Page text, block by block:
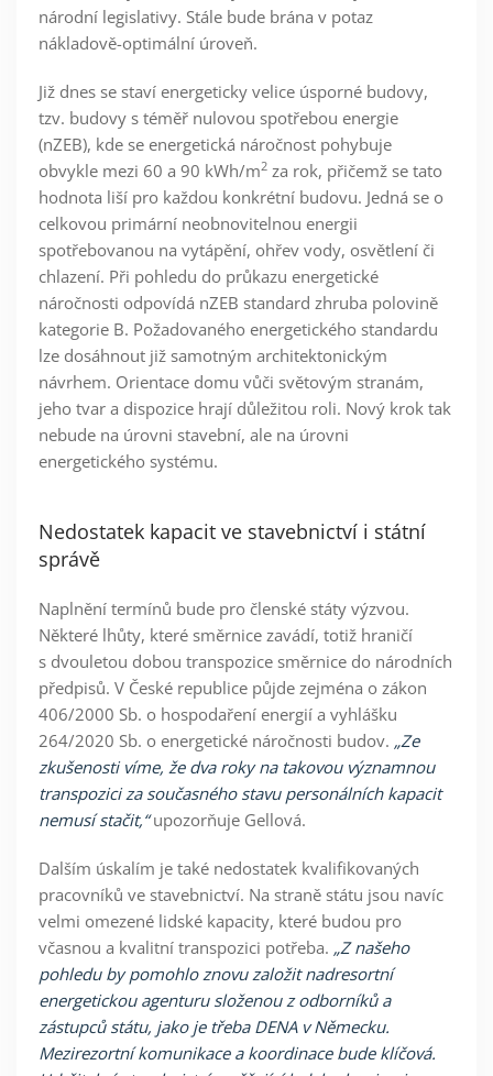
národní legislativy. Stále bude brána v potaz
nákladově-optimální úroveň.
Již dnes se staví energeticky velice úsporné budovy,
tzv. budovy s téměř nulovou spotřebou energie
(nZEB), kde se energetická náročnost pohybuje
obvykle mezi 60 a 90 kWh/m2 za rok, přičemž se tato
hodnota liší pro každou konkrétní budovu. Jedná se o
celkovou primární neobnovitelnou energii
spotřebovanou na vytápění, ohřev vody, osvětlení či
chlazení. Při pohledu do průkazu energetické
náročnosti odpovídá nZEB standard zhruba polovině
kategorie B. Požadovaného energetického standardu
lze dosáhnout již samotným architektonickým
návrhem. Orientace domu vůči světovým stranám,
jeho tvar a dispozice hrají důležitou roli. Nový krok tak
nebude na úrovni stavební, ale na úrovni
energetického systému.
Nedostatek kapacit ve stavebnictví i státní
správě
Naplnění termínů bude pro členské státy výzvou.
Některé lhůty, které směrnice zavádí, totiž hraničí
s dvouletou dobou transpozice směrnice do národních
předpisů. V České republice půjde zejména o zákon
406/2000 Sb. o hospodaření energií a vyhlášku
264/2020 Sb. o energetické náročnosti budov. „Ze
zkušenosti víme, že dva roky na takovou významnou
transpozici za současného stavu personálních kapacit
nemusí stačit,“upozorňuje Gellová.
Dalším úskalím je také nedostatek kvalifikovaných
pracovníků ve stavebnictví. Na straně státu jsou navíc
velmi omezené lidské kapacity, které budou pro
včasnou a kvalitní transpozici potřeba. „Z našeho
pohledu by pomohlo znovu založit nadresortní
energetickou agenturu složenou z odborníků a
zástupců státu, jako je třeba DENA v Německu.
Mezirezortní komunikace a koordinace bude klíčová.